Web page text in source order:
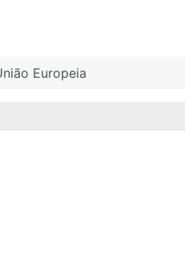
Europeia